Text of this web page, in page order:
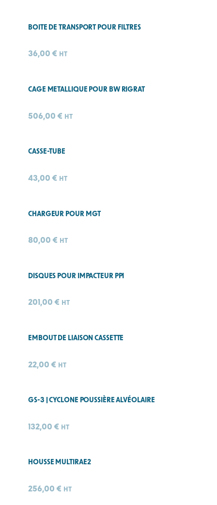
BOITE DE TRANSPORT POUR FILTRES
36,00 € HT
CAGE METALLIQUE POUR BW RIGRAT
506,00 € HT
CASSE-TUBE
43,00 € HT
CHARGEUR POUR MGT
80,00 € HT
DISQUES POUR IMPACTEUR PPI
201,00 € HT
EMBOUT DE LIAISON CASSETTE
22,00 € HT
GS-3 | CYCLONE POUSSIÈRE ALVÉOLAIRE
132,00 € HT
HOUSSE MULTIRAE2
256,00 € HT